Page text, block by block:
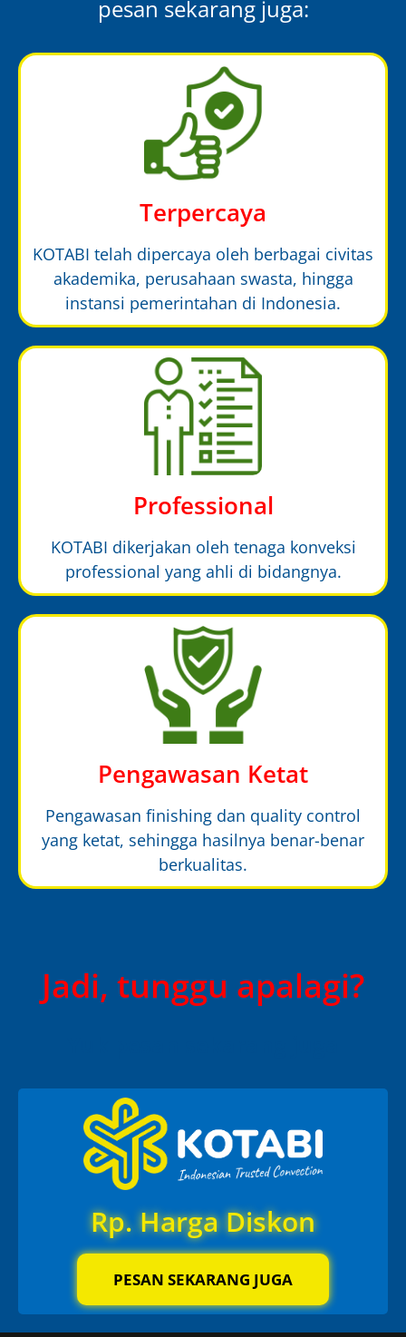
pesan sekarang juga:
Terpercaya
KOTABI telah dipercaya oleh berbagai civitas
akademika, perusahaan swasta, hingga
instansi pemerintahan di Indonesia.
Professional
KOTABI dikerjakan oleh tenaga konveksi
professional yang ahli di bidangnya.
Pengawasan Ketat
Pengawasan finishing dan quality control
yang ketat, sehingga hasilnya benar-benar
berkualitas.
Jadi, tunggu apalagi?
Rp. Harga Diskon
PESAN SEKARANG JUGA